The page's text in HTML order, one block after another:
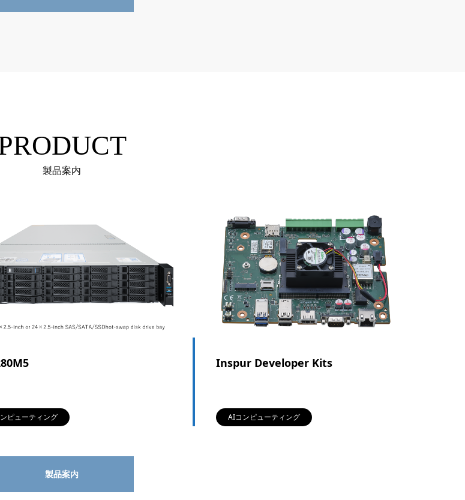
製品案内
ピューティング
Inspur Developer Kits
AIコンピューティング
製品案内